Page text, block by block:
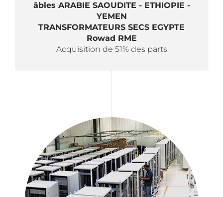
âbles ARABIE SAOUDITE - ETHIOPIE -
YEMEN
TRANSFORMATEURS SECS EGYPTE
Rowad RME
Acquisition de 51% des parts